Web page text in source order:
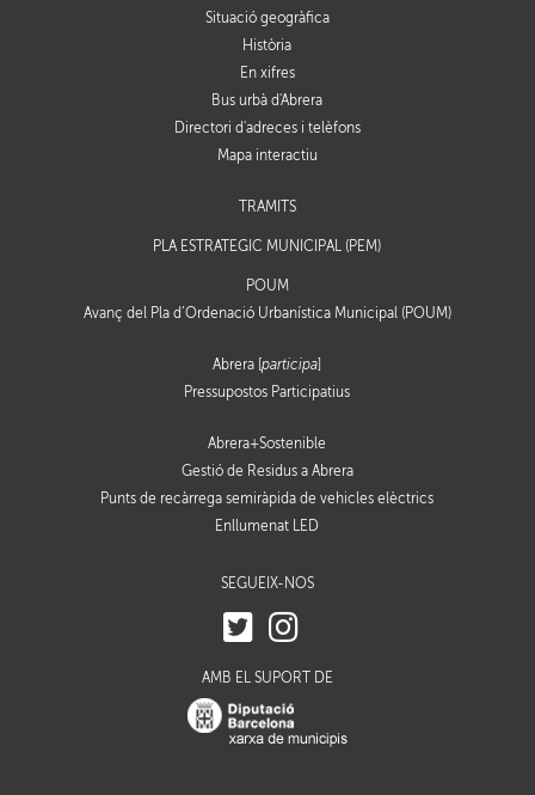
Situació geogràfica
Història
En xifres
Bus urbà d'Abrera
Directori d'adreces i telèfons
Mapa interactiu
TRÀMITS
PLA ESTRATÈGIC MUNICIPAL (PEM)
POUM
Avanç del Pla d’Ordenació Urbanística Municipal (POUM)
Abrera [participa]
Pressupostos Participatius
Abrera+Sostenible
Gestió de Residus a Abrera
Punts de recàrrega semiràpida de vehicles elèctrics
Enllumenat LED
SEGUEIX-NOS
AMB EL SUPORT DE